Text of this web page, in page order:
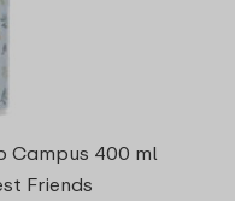
Campus 400 ml
Friends